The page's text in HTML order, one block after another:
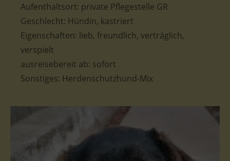
Aufenthaltsort: private Pflegestelle GR
Geschlecht: Hündin, kastriert
Eigenschaften: lieb, freundlich, verträglich,
verspielt
ausreisebereit ab: sofort
Sonstiges: Herdenschutzhund-Mix